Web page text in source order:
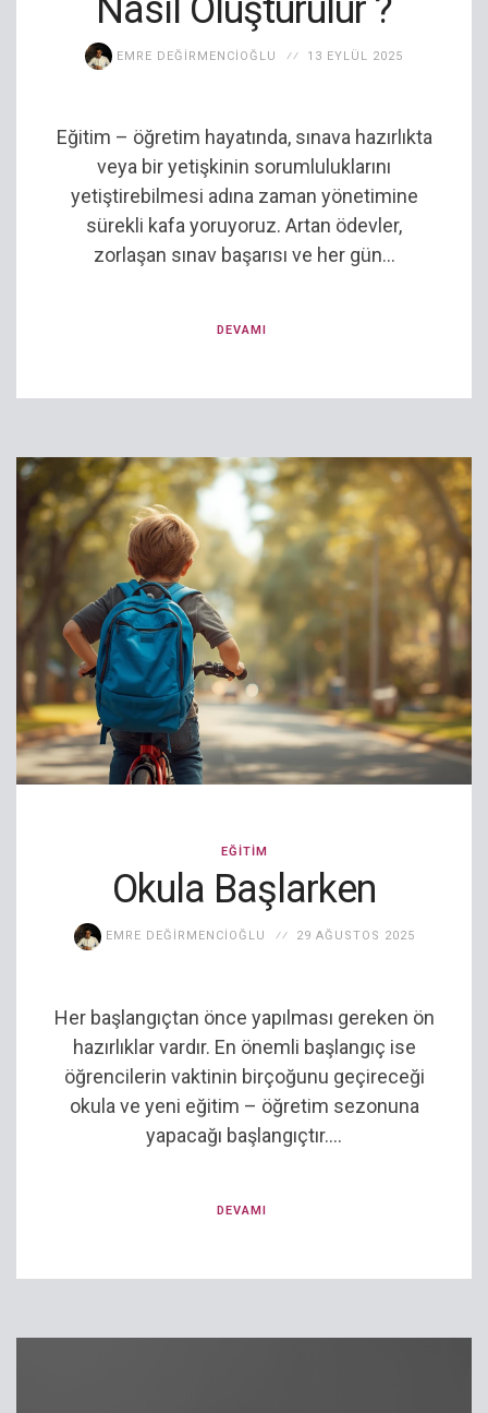
Nasıl Oluşturulur ?
EMRE DEĞIRMENCIOĞLU 13 EYLÜL 2025
Eğitim – öğretim hayatında, sınava hazırlıkta
veya bir yetişkinin sorumluluklarını
yetiştirebilmesi adına zaman yönetimine
sürekli kafa yoruyoruz. Artan ödevler,
zorlaşan sınav başarısı ve her gün...
DEVAMI
EĞITIM
Okula Başlarken
EMRE DEĞIRMENCIOĞLU 29 AĞUSTOS 2025
Her başlangıçtan önce yapılması gereken ön
hazırlıklar vardır. En önemli başlangıç ise
öğrencilerin vaktinin birçoğunu geçireceği
okula ve yeni eğitim – öğretim sezonuna
yapacağı başlangıçtır....
DEVAMI